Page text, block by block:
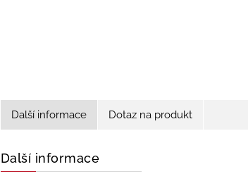
Další informace Dotaz na produkt
Další informace